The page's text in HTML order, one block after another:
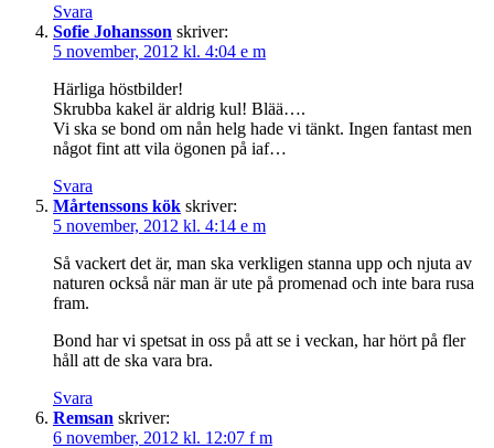
Svara
Sofie Johansson skriver:
5 november, 2012 kl. 4:04 e m
Härliga höstbilder!
Skrubba kakel är aldrig kul! Blää….
Vi ska se bond om nån helg hade vi tänkt. Ingen fantast men
något fint att vila ögonen på iaf…
Svara
Mårtenssons kök skriver:
5 november, 2012 kl. 4:14 e m
Så vackert det är, man ska verkligen stanna upp och njuta av
naturen också när man är ute på promenad och inte bara rusa
fram.
Bond har vi spetsat in oss på att se i veckan, har hört på fler
håll att de ska vara bra.
Svara
Remsan skriver:
6 november, 2012 kl. 12:07 f m